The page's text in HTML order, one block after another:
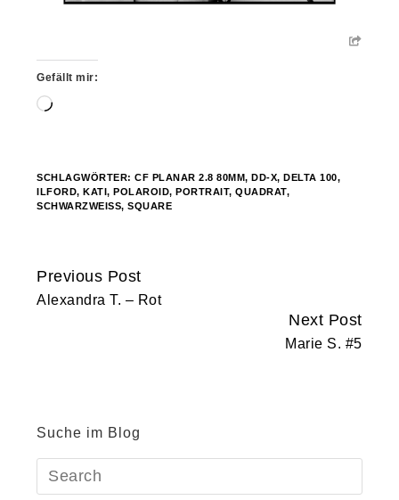
Gefällt mir:
Wird
SCHLAGWÖRTER:CF PLANAR 2.8 80MM, DD-X, DELTA 100,
ILFORD, KATI, POLAROID, PORTRAIT,QUADRAT,
SCHWARZWEISS
,SQUARE
Continue
Reading
Previous Post
Alexandra T. – Rot
Next Post
Marie S. #5
Suche im Blog